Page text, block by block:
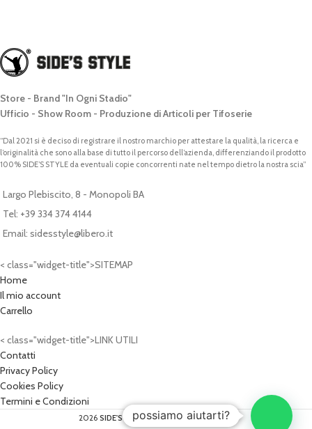
Store - Brand "In Ogni Stadio"
Ufficio - Show Room - Produzione di Articoli per Tifoserie
“Dal 2021 si è deciso di registrare il nostro marchio per attestare la qualità, la ricerca e
l’originalità che sono alla base di tutto il percorso dell’azienda, differenziando il prodotto
100% SIDE’S STYLE da eventuali copie concorrenti nate nel tempo dietro la nostra scia”
Largo Plebiscito, 8 - Monopoli BA
Tel: +39 334 374 4144
Email: sidesstyle@libero.it
< class="widget-title">SITEMAP
Home
Il mio account
Carrello
< class="widget-title">LINK UTILI
Contatti
Privacy Policy
Cookies Policy
Termini e Condizioni
2026 SIDE'S STYLE®- P.IVA: 07620340724
possiamo aiutarti?